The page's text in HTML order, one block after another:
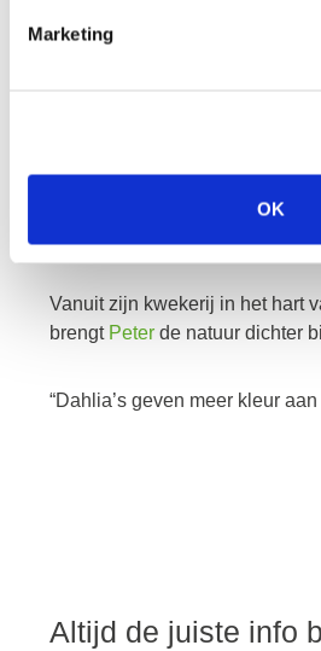
Marketing
OK
zijn zeer uiteenlopend en
exclusieve soorten.
Vanuit zijn kwekerij in het hart
brengt Peter de natuur dichter
“Dahlia’s geven meer kleur
Altijd de juiste info